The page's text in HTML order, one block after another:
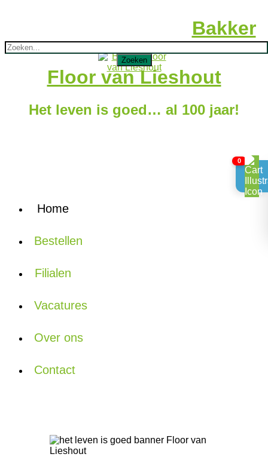
Bakker
Floor van Lieshout
Het leven is goed… al 100 jaar!
Home
Bestellen
Filialen
Vacatures
Over ons
Contact
0